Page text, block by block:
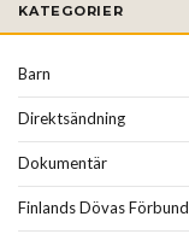
KATEGORIER
Barn
Direktsändning
Dokumentär
Finlands Dövas Förbund